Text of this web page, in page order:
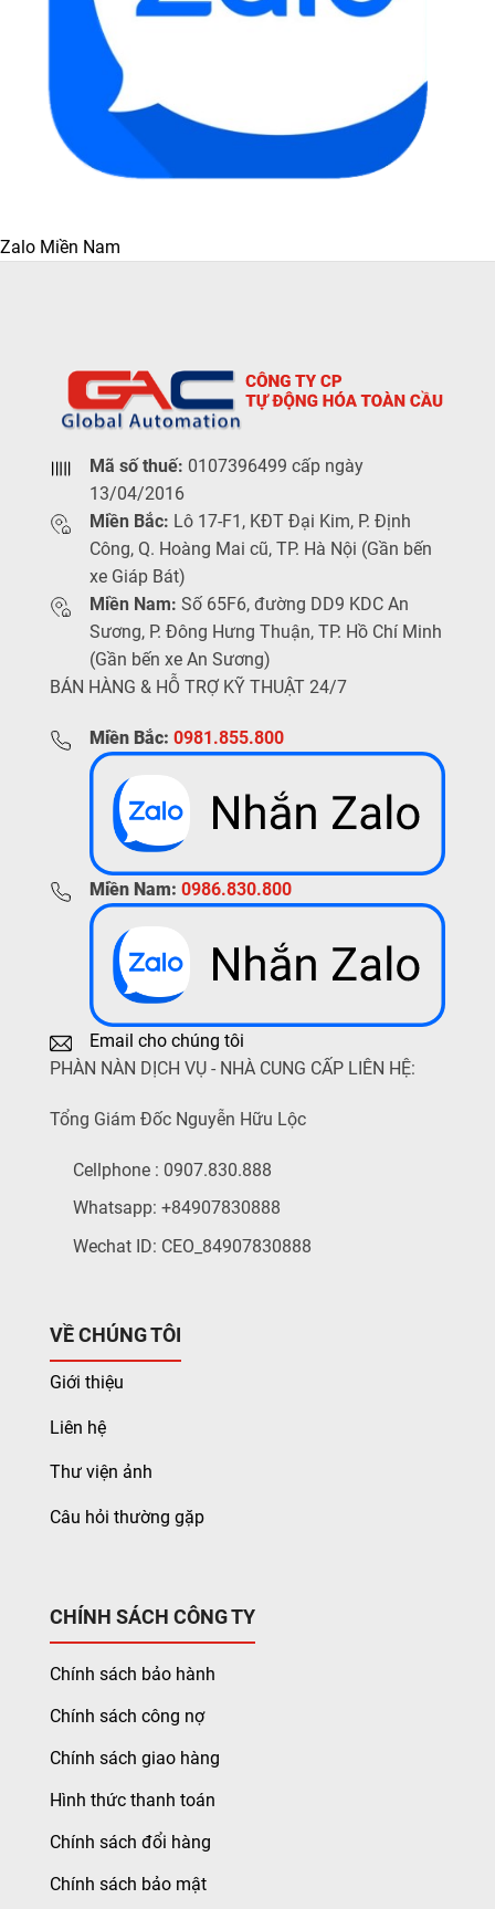
Zalo Miền Nam
Mã số thuế: 0107396499 cấp ngày
13/04/2016
Miền Bắc: Lô 17-F1, KĐT Đại Kim, P. Định
Công, Q. Hoàng Mai cũ, TP. Hà Nội (Gần bến
xe Giáp Bát)
Miền Nam: Số 65F6, đường DD9 KDC An
Sương, P. Đông Hưng Thuận, TP. Hồ Chí Minh
(Gần bến xe An Sương)
BÁN HÀNG & HỖ TRỢ KỸ THUẬT 24/7
Miền Bắc: 0981.855.800
Miền Nam: 0986.830.800
Email cho chúng tôi
PHÀN NÀN DỊCH VỤ - NHÀ CUNG CẤP LIÊN HỆ:
Tổng Giám Đốc Nguyễn Hữu Lộc
Cellphone : 0907.830.888
Whatsapp: +84907830888
Wechat ID: CEO_84907830888
VỀ CHÚNG TÔI
Giới thiệu
Liên hệ
Thư viện ảnh
Câu hỏi thường gặp
CHÍNH SÁCH CÔNG TY
Chính sách bảo hành
Chính sách công nợ
Chính sách giao hàng
Hình thức thanh toán
Chính sách đổi hàng
Chính sách bảo mật